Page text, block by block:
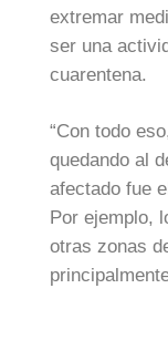
extremar
ser una
cuarentena.
“Con todo
quedando al
afectado fue
Por ejemplo,
otras zonas